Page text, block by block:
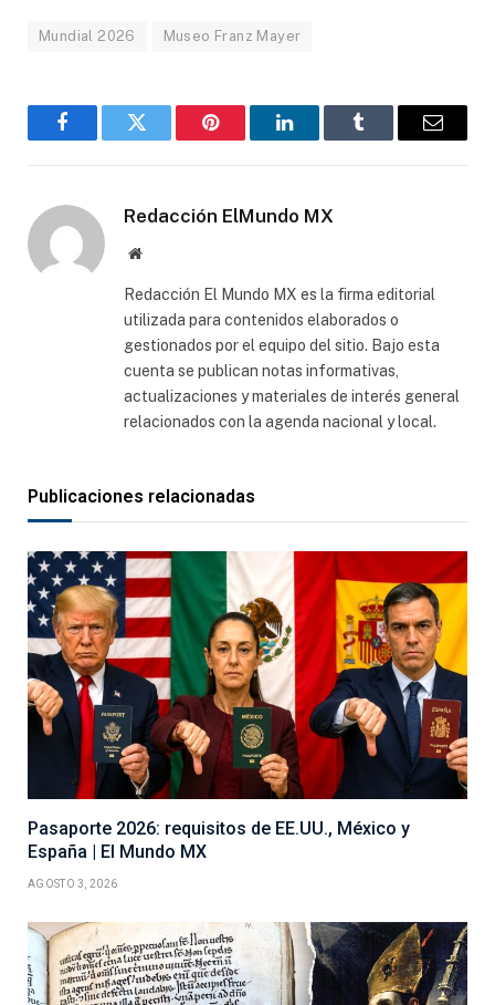
Mundial 2026 Museo Franz Mayer
FacebookGorjeo Pinterest LinkedInTumblr
Correo
Redacción ElMundo MX
Sitio
Redacción El Mundo MX es la firma editorial
utilizada para contenidos elaborados o
gestionados por el equipo del sitio. Bajo esta
cuenta se publican notas informativas,
actualizaciones y materiales de interés general
relacionados con la agenda nacional y local.
Publicaciones relacionadas
Pasaporte 2026: requisitos de EE.UU., México y
España | El Mundo MX
AGOSTO 3, 2026